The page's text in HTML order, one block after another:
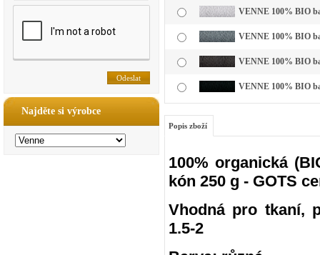
Najděte si výrobce
VENNE 100% BIO
VENNE 100% BIO
VENNE 100% BIO
VENNE 100% BIO
Popis zboží
100% organická
kón 250 g - GOTS
Vhodná pro tkaní,
1.5-2